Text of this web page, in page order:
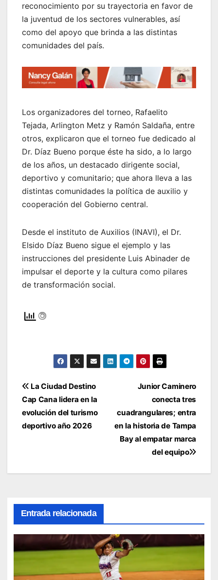
reconocimiento por su trayectoria en favor de
la juventud de los sectores vulnerables, así
como del apoyo que brinda a las distintas
comunidades del país.
Los organizadores del torneo, Rafaelito
Tejada, Arlington Metz y Ramón Saldaña, entre
otros, explicaron que el torneo fue dedicado al
Dr. Díaz Bueno porque éste ha sido, a lo largo
de los años, un destacado dirigente social,
deportivo y comunitario; que ahora lleva a las
distintas comunidades la política de auxilio y
cooperación del Gobierno central.
Desde el instituto de Auxilios (INAVI), el Dr.
Elsido Díaz Bueno sigue el ejemplo y las
instrucciones del presidente Luis Abinader de
impulsar el deporte y la cultura como pilares
de transformación social.
Navegación
de
entradas
Junior Caminero
conecta tres
cuadrangulares; entra
en la historia de Tampa
Bay al empatar marca
del equipo
La Ciudad Destino
Cap Cana lidera en la
evolución del turismo
deportivo año 2026
Entrada relacionada